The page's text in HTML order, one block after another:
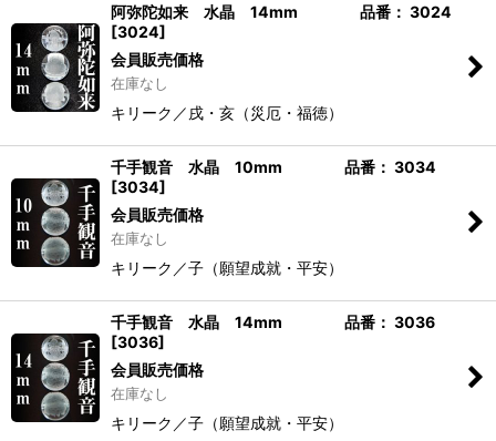
阿弥陀如来 水晶 14mm 品番： 3024
[3024]
会員販売価格
在庫なし
キリーク／戌・亥（災厄・福徳）
千手観音 水晶 10mm 品番： 3034
[3034]
会員販売価格
在庫なし
キリーク／子（願望成就・平安）
千手観音 水晶 14mm 品番： 3036
[3036]
会員販売価格
在庫なし
キリーク／子（願望成就・平安）